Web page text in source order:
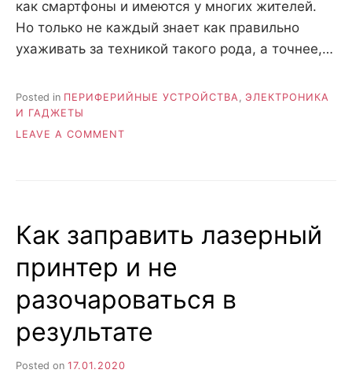
как смартфоны и имеются у многих жителей.
Но только не каждый знает как правильно
ухаживать за техникой такого рода, а точнее,…
Posted in ПЕРИФЕРИЙНЫЕ УСТРОЙСТВА, ЭЛЕКТРОНИКА
И ГАДЖЕТЫ
LEAVE A COMMENT
ПЕЧАТАЕТ?
Как заправить лазерный
принтер и не
разочароваться в
результате
Posted on 17.01.2020